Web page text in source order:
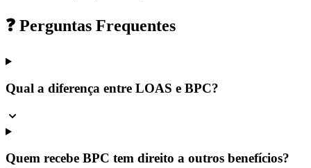
❓ Perguntas Frequentes
Qual a diferença entre LOAS e BPC?
Quem recebe BPC tem direito a outros benefícios?